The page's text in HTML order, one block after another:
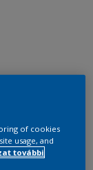
of cookies
usage, and
további